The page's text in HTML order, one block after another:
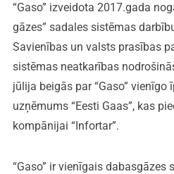
“Gaso” izveidota 2017.gada
gāzes” sadales sistēmas
Savienības un valsts prasības
sistēmas neatkarības
jūlija beigās par “Gaso”
uzņēmums “Eesti Gaas”, kas
kompānijai “Infortar”.
“Gaso” ir vienīgais dabasgāzes